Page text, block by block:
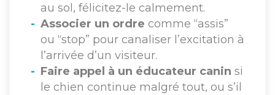
au sol, félicitez-le calmement.
Associer un ordre comme “assis”
ou “stop” pour canaliser l’excitation à
l’arrivée d’un visiteur.
Faire appel à un éducateur canin si
le chien continue malgré tout, ou s’il